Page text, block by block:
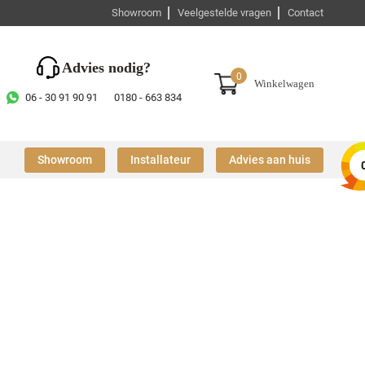
Showroom Veelgestelde vragen Contact
Advies nodig?
06 - 30 91 90 91 0180 - 663 834
0
Winkelwagen
Showroom Installateur Advies aan huis